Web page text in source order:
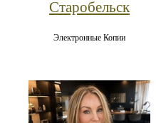
Старобельск
Электронные Копии